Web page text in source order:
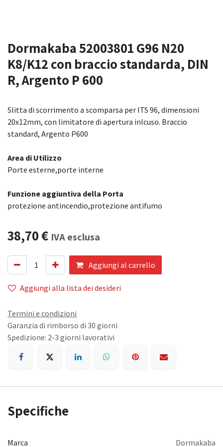
Dormakaba 52003801 G96 N20
K8/K12 con braccio standarda, DIN
R, Argento P 600
Slitta di scorrimento a scomparsa per ITS 96, dimensioni
20x12mm, con limitatore di apertura inlcuso. Braccio
standard, Argento P600
Area di Utilizzo
Porte esterne,porte interne
Funzione aggiuntiva della Porta
protezione antincendio,protezione antifumo
38,70€ IVA esclusa
Aggiungi al carrello
Aggiungi alla lista dei desideri
Termini e condizioni
Garanzia di rimborso di 30 giorni
Spedizione: 2-3 giorni lavorativi
Specifiche
Marca Dormakaba